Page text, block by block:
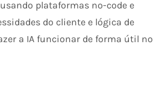
plataformas no-code e
do cliente e lógica de
a IA funcionar de forma útil no